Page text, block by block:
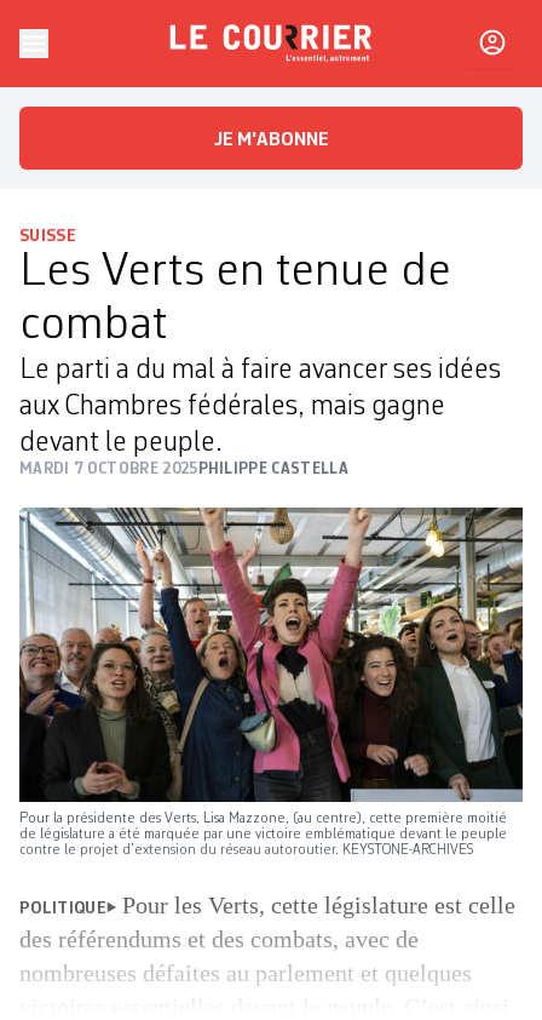
Le CourrierL'essentiel, autrement
JE M'ABONNE
SUISSE
Les Verts en tenue de
combat
Le parti a du mal à faire avancer ses idées
aux Chambres fédérales, mais gagne
devant le peuple.
MARDI 7 OCTOBRE 2025 PHILIPPE CASTELLA
Pour la présidente des Verts, Lisa Mazzone, (au centre), cette première moitié
de législature a été marquée par une victoire emblématique devant le peuple
contre le projet d’extension du réseau autoroutier. KEYSTONE-ARCHIVES
POLITIQUE
Pour les Verts, cette législature est celle
des référendums et des combats, avec de
nombreuses défaites au parlement et quelques